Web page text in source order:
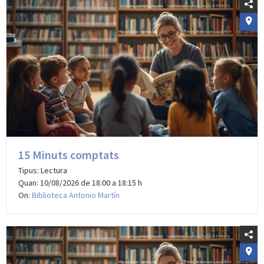
15 Minuts comptats
Tipus: Lectura
Quan: 10/08/2026 de 18:00 a 18:15 h
On: Biblioteca Antonio Martín